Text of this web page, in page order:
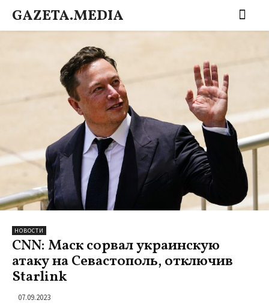
GAZETA.MEDIA
НОВОСТИ
CNN: Маск сорвал украинскую
атаку на Севастополь, отключив
Starlink
07.09.2023